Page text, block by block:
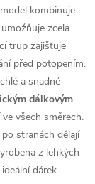
kombinuje
zcela
trup zajišťuje
před potopením.
a snadné
dálkovým
všech směrech.
po stranách dělají
z lehkých
dárek.